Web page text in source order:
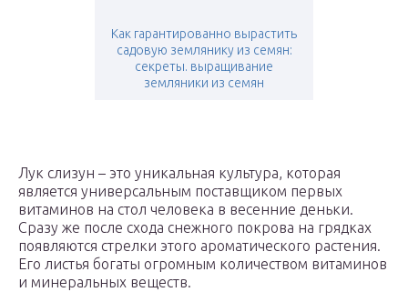
Как гарантированно вырастить
садовую землянику из семян:
секреты. выращивание
земляники из семян
Лук слизун – это уникальная культура, которая
является универсальным поставщиком первых
витаминов на стол человека в весенние деньки.
Сразу же после схода снежного покрова на грядках
появляются стрелки этого ароматического растения.
Его листья богаты огромным количеством витаминов
и минеральных веществ.